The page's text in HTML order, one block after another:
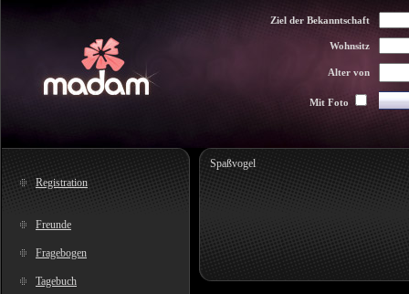
Ziel der Bekanntschaft
Wohnsitz
Alter von
Mit Foto
Registration
Freunde
Fragebogen
Tagebuch
Spaßvogel